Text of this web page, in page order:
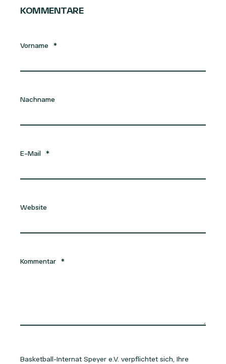
KOMMENTARE
Vorname *
Nachname
E-Mail *
Website
Kommentar *
Basketball-Internat Speyer e.V. verpflichtet sich, Ihre